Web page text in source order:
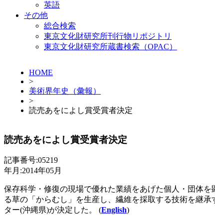
英語
その他
総合検索
東京文化財研究所刊行物リポジトリ
東京文化財研究所蔵書検索（OPAC）
HOME
>
美術界年史（彙報）
>
読売あをによし賞受賞者決定
読売あをによし賞受賞者決定
記事番号:05219
年月:2014年05月
保存科学・修復の現場で優れた業績をあげた個人・団体
る草の「からむし」を生産し、繊維を採取する技術を継
ター(沖縄県)が決定した。 (English)